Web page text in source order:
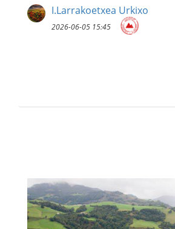
I.Larrakoetxea Urkixo
2026-06-05 15:45